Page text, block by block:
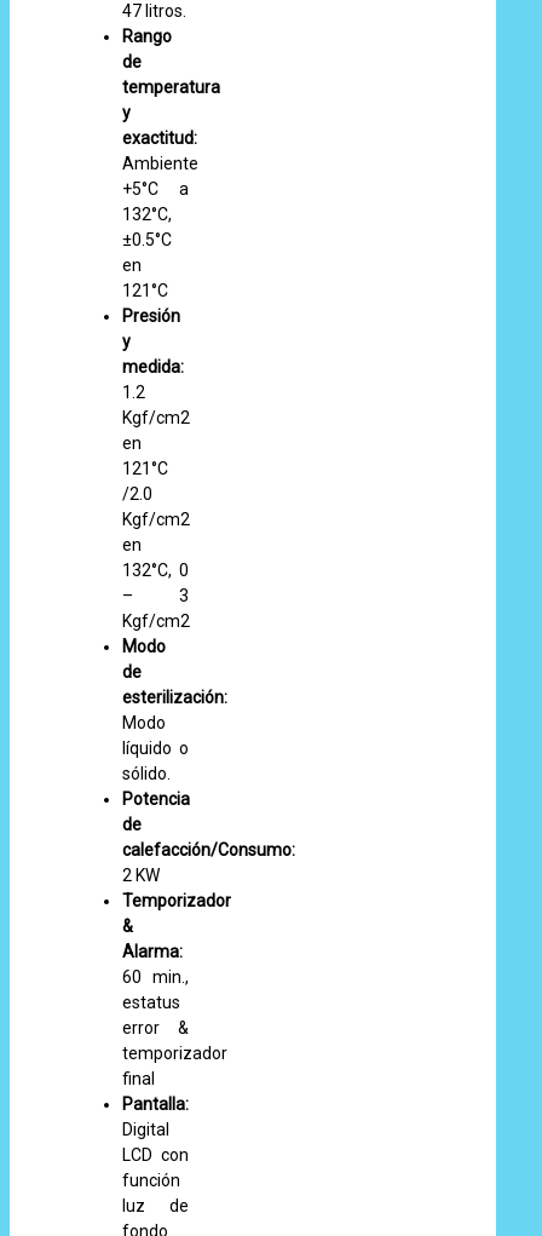
47 litros.
Rango
de
temperatura
y
exactitud:
Ambiente
+5°C a
132°C,
±0.5°C
en
121°C
Presión
y
medida:
1.2
Kgf/cm2
en
121°C
/2.0
Kgf/cm2
en
132°C, 0
– 3
Kgf/cm2
Modo
de
esterilización:
Modo
líquido o
sólido.
Potencia
de
calefacción/Consumo:
2 KW
Temporizador
&
Alarma:
60 min.,
estatus
error &
temporizador
final
Pantalla:
Digital
LCD con
función
luz de
fondo